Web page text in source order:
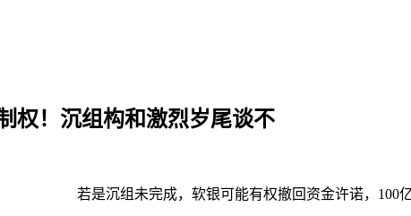
权！沉组构和激烈岁尾谈不
若是沉组未完成，软银可能有权撤回资金许诺，100亿